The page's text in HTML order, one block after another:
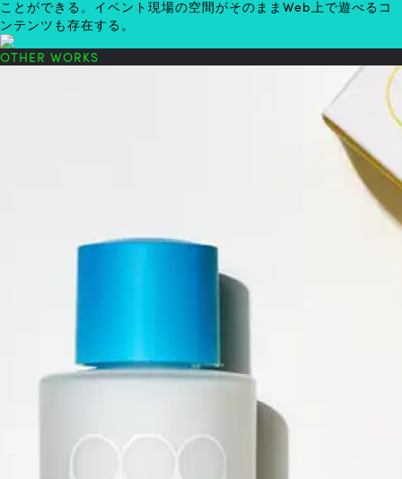
ことができる。イベント現場の空間がそのままWeb上で遊べるコ
ンテンツも存在する。
OTHER WORKS